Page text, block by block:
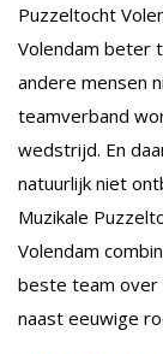
Puzzeltocht
Volendam beter
andere mensen
teamverband
wedstrijd. En
natuurlijk niet
Muzikale
Volendam
beste team over
naast eeuwige